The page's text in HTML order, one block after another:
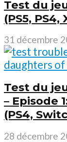
Test du
(PS5, PS4,
31 décembre
Test du
– Episode
(PS4,
28 décembre